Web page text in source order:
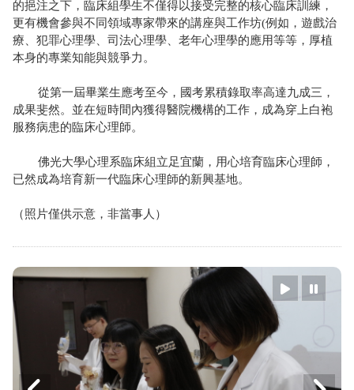
的挹注之下，臨床組學生不僅得以接受完整的核心臨床訓練，
更有機會參與不同領域專家帶來的講座與工作坊(例如，遊戲治
療、犯罪心理學、司法心理學、老年心理學的應用等等，厚植
本身的專業知能與競爭力。
從第一屆畢業生應考至今，國考累積錄取率高達九成三，
成果斐然。並在短時間內獲得醫院機構的工作，成為穿上白袍
服務病患的臨床心理師。
佛光大學心理系臨床組立足宜蘭，用心培育臨床心理師，
已然成為培育新一代臨床心理師的新興基地。
（照片僅供示意，非當事人）